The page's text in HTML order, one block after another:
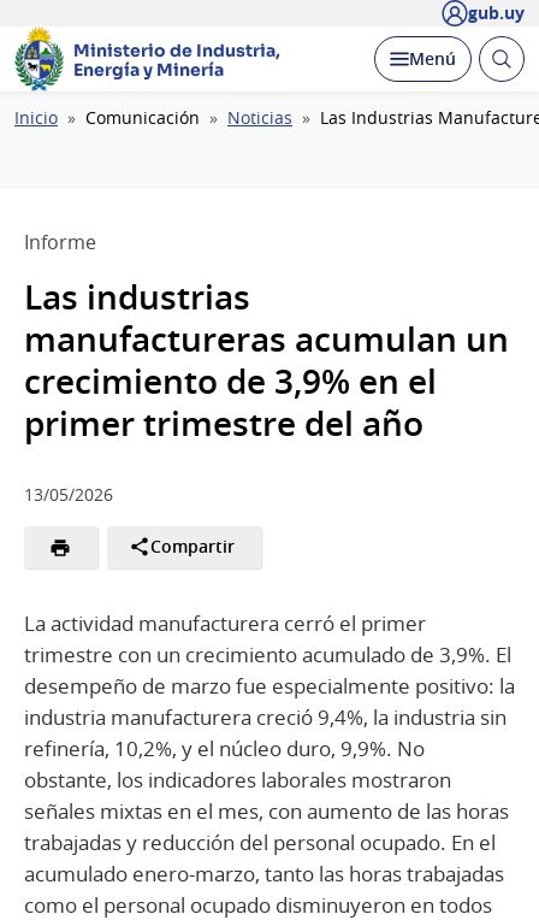
gub.uy
Ministerio de Industria,
Energía y Minería
Desplegar
Menú Abrir
Ruta
Inicio Comunicación Noticias Las Industrias
Informe
Las industrias
manufactureras acumulan un
crecimiento de 3,9% en el
primer trimestre del año
13/05/2026
Compartir
La actividad manufacturera cerró el primer
trimestre con un crecimiento acumulado de 3,9%. El
desempeño de marzo fue especialmente positivo: la
industria manufacturera creció 9,4%, la industria sin
refinería, 10,2%, y el núcleo duro, 9,9%. No
obstante, los indicadores laborales mostraron
señales mixtas en el mes, con aumento de las horas
trabajadas y reducción del personal ocupado. En el
acumulado enero-marzo, tanto las horas trabajadas
como el personal ocupado disminuyeron en todos